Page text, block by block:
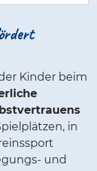
Kinder beim
in
und